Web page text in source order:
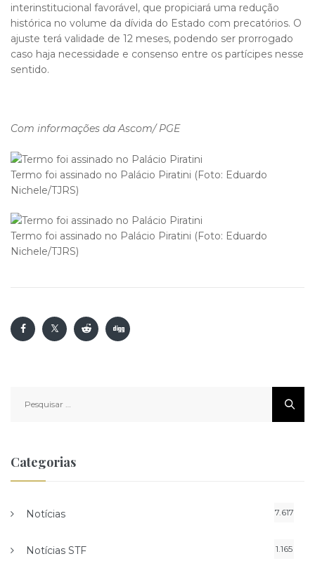
interinstitucional favorável, que propiciará uma redução
histórica no volume da dívida do Estado com precatórios. O
ajuste terá validade de 12 meses, podendo ser prorrogado
caso haja necessidade e consenso entre os partícipes nesse
sentido.
Com informações da Ascom/ PGE
Termo foi assinado no Palácio Piratini (Foto: Eduardo
Nichele/TJRS)
Termo foi assinado no Palácio Piratini (Foto: Eduardo
Nichele/TJRS)
por:
Categorias
Notícias 7.617
Notícias STF 1.165